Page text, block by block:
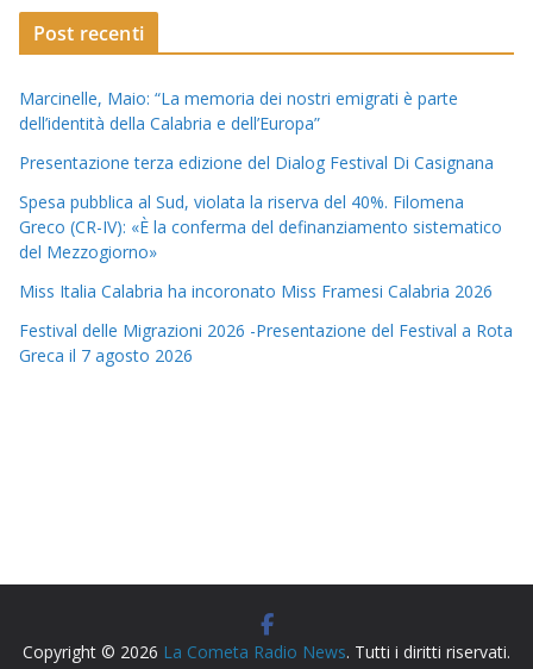
Post recenti
Marcinelle, Maio: “La memoria dei nostri emigrati è parte
dell’identità della Calabria e dell’Europa”
Presentazione terza edizione del Dialog Festival Di Casignana
Spesa pubblica al Sud, violata la riserva del 40%. Filomena
Greco (CR-IV): «È la conferma del definanziamento sistematico
del Mezzogiorno»
Miss Italia Calabria ha incoronato Miss Framesi Calabria 2026
Festival delle Migrazioni 2026 -Presentazione del Festival a Rota
Greca il 7 agosto 2026
Copyright © 2026 La Cometa Radio News. Tutti i diritti riservati.